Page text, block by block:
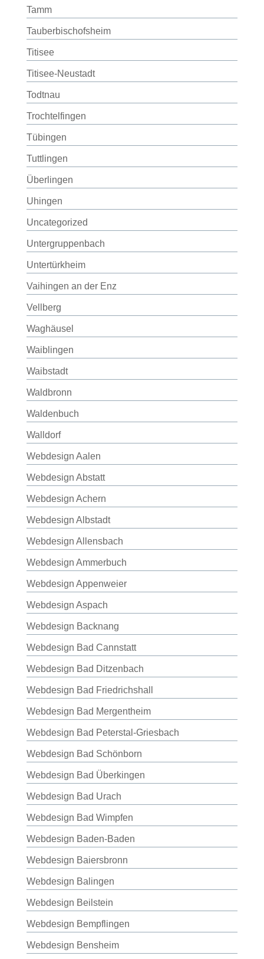
Tamm
Tauberbischofsheim
Titisee
Titisee-Neustadt
Todtnau
Trochtelfingen
Tübingen
Tuttlingen
Überlingen
Uhingen
Uncategorized
Untergruppenbach
Untertürkheim
Vaihingen an der Enz
Vellberg
Waghäusel
Waiblingen
Waibstadt
Waldbronn
Waldenbuch
Walldorf
Webdesign Aalen
Webdesign Abstatt
Webdesign Achern
Webdesign Albstadt
Webdesign Allensbach
Webdesign Ammerbuch
Webdesign Appenweier
Webdesign Aspach
Webdesign Backnang
Webdesign Bad Cannstatt
Webdesign Bad Ditzenbach
Webdesign Bad Friedrichshall
Webdesign Bad Mergentheim
Webdesign Bad Peterstal-Griesbach
Webdesign Bad Schönborn
Webdesign Bad Überkingen
Webdesign Bad Urach
Webdesign Bad Wimpfen
Webdesign Baden-Baden
Webdesign Baiersbronn
Webdesign Balingen
Webdesign Beilstein
Webdesign Bempflingen
Webdesign Bensheim